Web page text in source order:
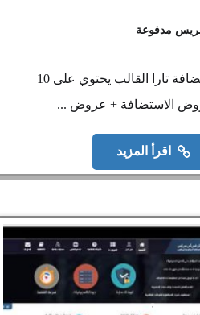
مدفوعة
قالب شركات الاستضافة تارا القالب يحتوي على 10
الاستضافة + عروض ...
اقرأ المزيد